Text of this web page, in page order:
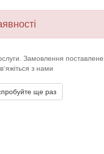
Замовлення
з нами
ще раз